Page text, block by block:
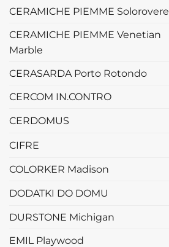
CERAMICHE PIEMME Solorovere
CERAMICHE PIEMME Venetian
Marble
CERASARDA Porto Rotondo
CERCOM IN.CONTRO
CERDOMUS
CIFRE
COLORKER Madison
DODATKI DO DOMU
DURSTONE Michigan
EMIL Playwood